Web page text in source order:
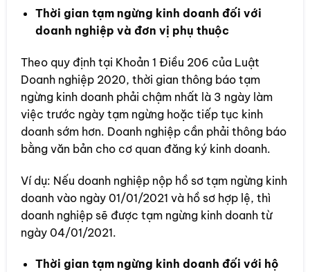
Thời gian tạm ngừng kinh doanh đối với
doanh nghiệp và đơn vị phụ thuộc
Theo quy định tại Khoản 1 Điều 206 của Luật
Doanh nghiệp 2020, thời gian thông báo tạm
ngừng kinh doanh phải chậm nhất là 3 ngày làm
việc trước ngày tạm ngừng hoặc tiếp tục kinh
doanh sớm hơn. Doanh nghiệp cần phải thông báo
bằng văn bản cho cơ quan đăng ký kinh doanh.
Ví dụ: Nếu doanh nghiệp nộp hồ sơ tạm ngừng kinh
doanh vào ngày 01/01/2021 và hồ sơ hợp lệ, thì
doanh nghiệp sẽ được tạm ngừng kinh doanh từ
ngày 04/01/2021.
Thời gian tạm ngừng kinh doanh đối với hộ